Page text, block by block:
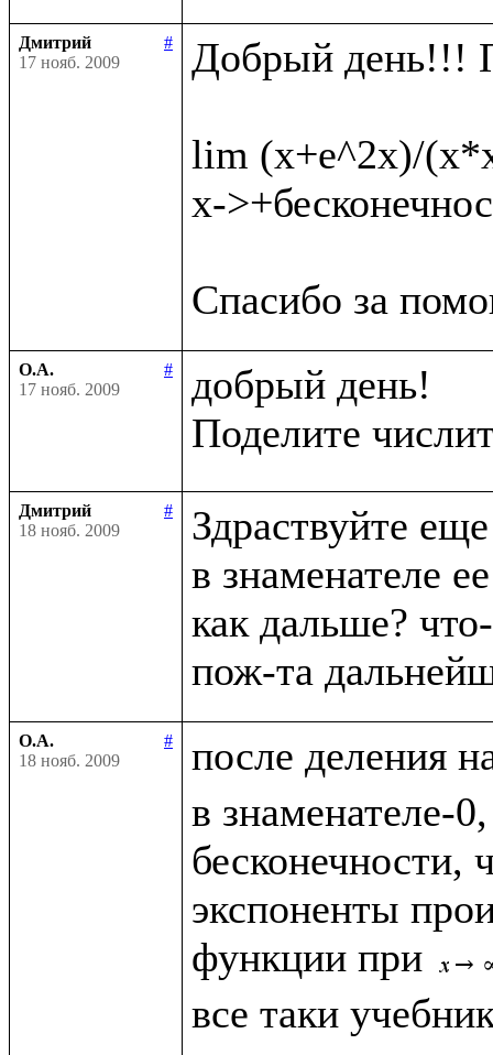
Дмитрий
#
17 нояб. 2009
Добрый день!!!
lim (x+e^2x)/
x-
О.А.
#
17 нояб. 2009
добрый день!
Поделите
Дмитрий
#
18 нояб. 2009
Здраствуйте
в знаменателе
как дальше?
О.А.
#
18 нояб. 2009
после деления
в знаменателе-
бесконечности,
экспоненты
функции при